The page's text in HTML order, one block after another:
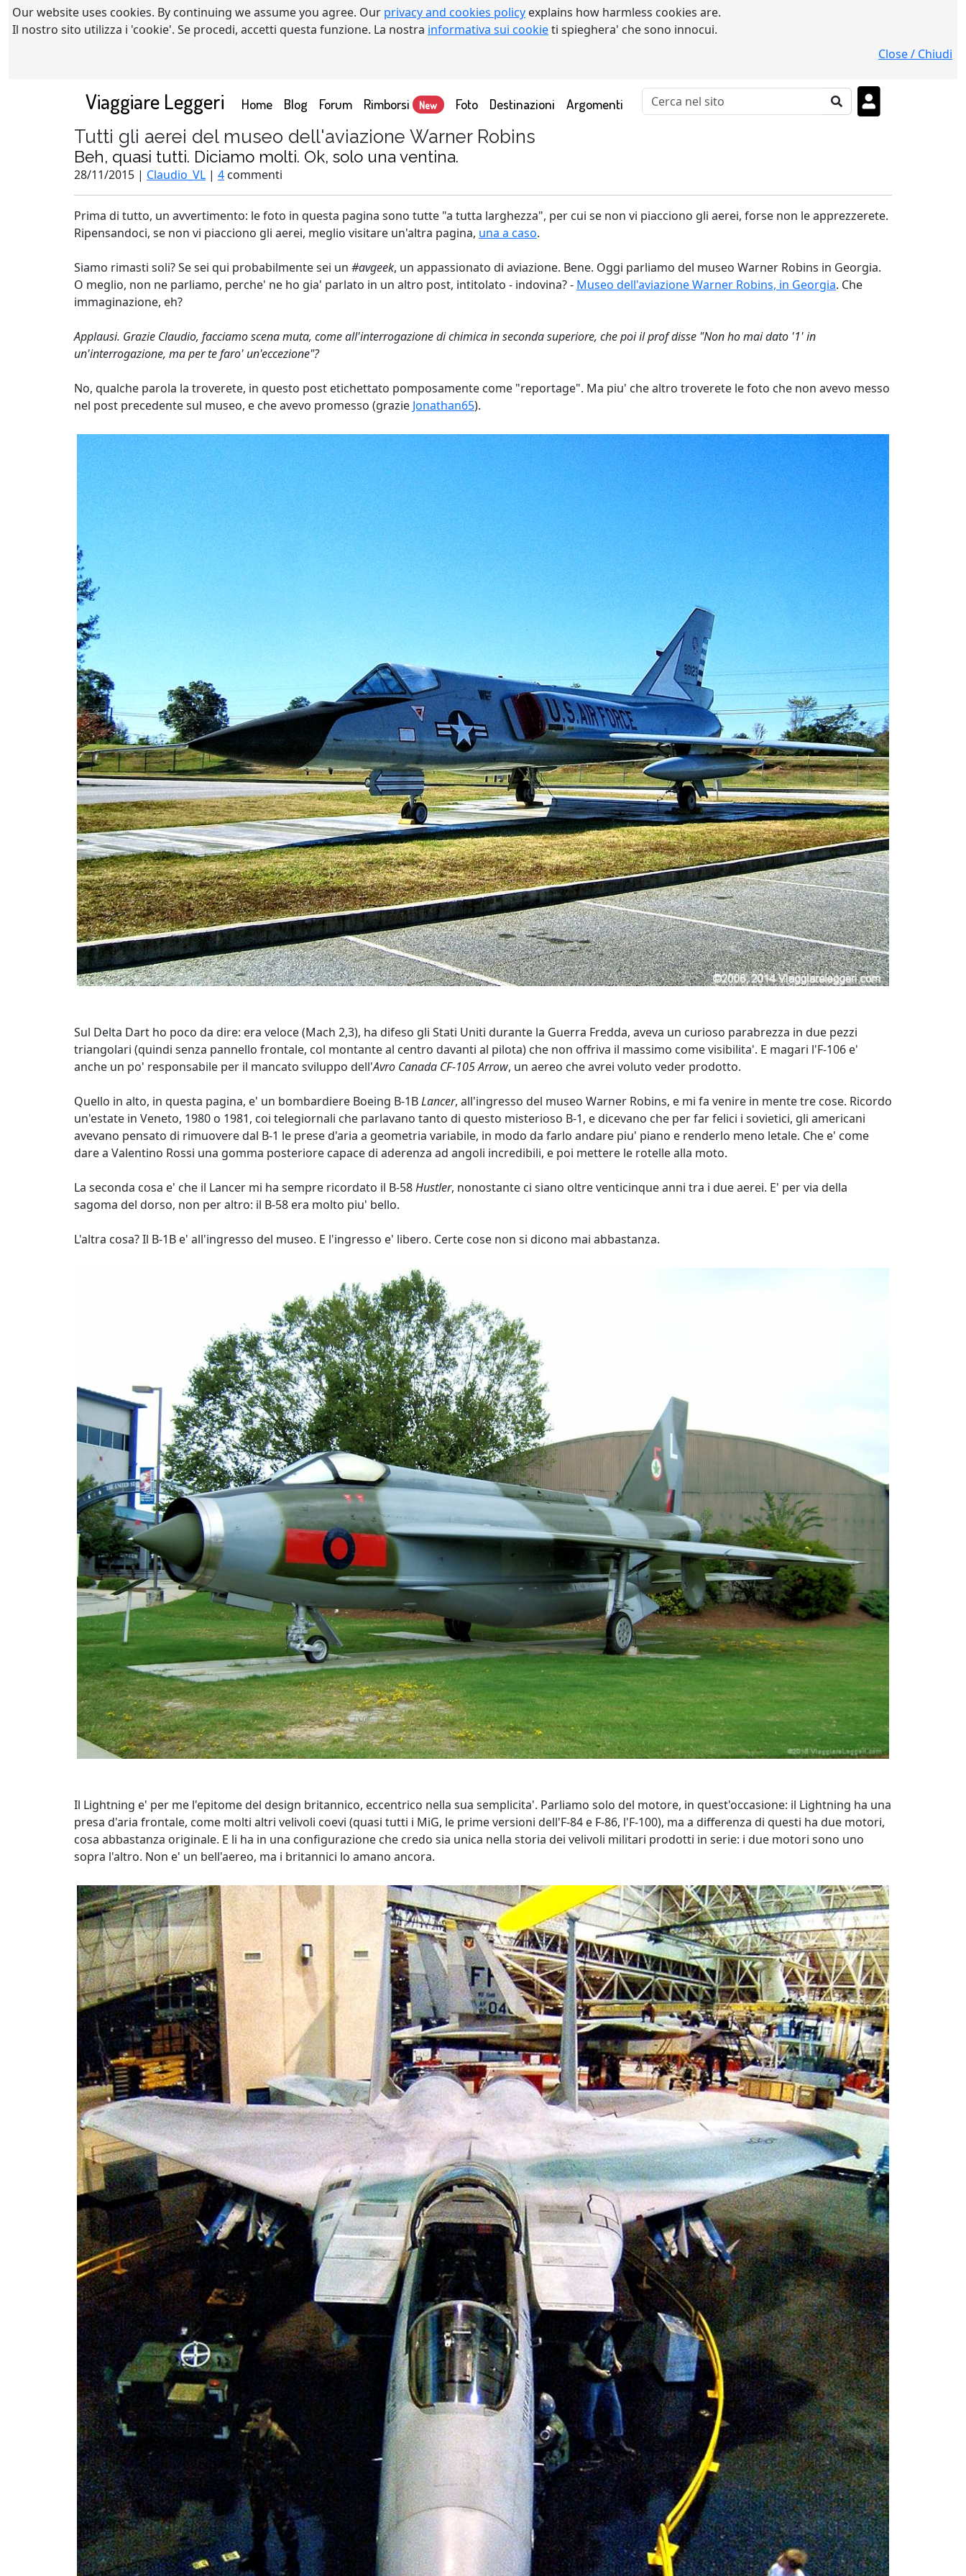
Our website uses cookies. By continuing we assume you agree. Our privacy and cookies policy explains how harmless cookies are.
Il nostro sito utilizza i 'cookie'. Se procedi, accetti questa funzione. La nostra informativa sui cookieti spieghera' che sono innocui.
Close / Chiudi
Viaggiare Leggeri Home(current)
Blog Forum Rimborsi New Foto Destinazioni Argomenti
Tutti gli aerei del museo dell'aviazione Warner Robins
Beh, quasi tutti. Diciamo molti. Ok, solo una ventina.
28/11/2015 | Claudio_VL | 4 commenti
Prima di tutto, un avvertimento: le foto in questa pagina sono tutte "a tutta larghezza", per cui se non vi piacciono gli aerei, forse non le apprezzerete.
Ripensandoci, se non vi piacciono gli aerei, meglio visitare un'altra pagina, una a caso.
Siamo rimasti soli? Se sei qui probabilmente sei un #avgeek, un appassionato di aviazione. Bene. Oggi parliamo del museo Warner Robins in Georgia.
O meglio, non ne parliamo, perche' ne ho gia' parlato in un altro post, intitolato - indovina? - Museo dell'aviazione Warner Robins, in Georgia. Che
immaginazione, eh?
Applausi. Grazie Claudio, facciamo scena muta, come all'interrogazione di chimica in seconda superiore, che poi il prof disse "Non ho mai dato '1' in
un'interrogazione, ma per te faro' un'eccezione"?
No, qualche parola la troverete, in questo post etichettato pomposamente come "reportage". Ma piu' che altro troverete le foto che non avevo messo
nel post precedente sul museo, e che avevo promesso (grazie Jonathan65).
Sul Delta Dart ho poco da dire: era veloce (Mach 2,3), ha difeso gli Stati Uniti durante la Guerra Fredda, aveva un curioso parabrezza in due pezzi
triangolari (quindi senza pannello frontale, col montante al centro davanti al pilota) che non offriva il massimo come visibilita'. E magari l'F-106 e'
anche un po' responsabile per il mancato sviluppo dell'Avro Canada CF-105 Arrow, un aereo che avrei voluto veder prodotto.
Quello in alto, in questa pagina, e' un bombardiere Boeing B-1BLancer, all'ingresso del museo Warner Robins, e mi fa venire in mente tre cose. Ricordo
un'estate in Veneto, 1980 o 1981, coi telegiornali che parlavano tanto di questo misterioso B-1, e dicevano che per far felici i sovietici, gli americani
avevano pensato di rimuovere dal B-1 le prese d'aria a geometria variabile, in modo da farlo andare piu' piano e renderlo meno letale. Che e' come
dare a Valentino Rossi una gomma posteriore capace di aderenza ad angoli incredibili, e poi mettere le rotelle alla moto.
La seconda cosa e' che il Lancer mi ha sempre ricordato il B-58Hustler, nonostante ci siano oltre venticinque anni tra i due aerei. E' per via della
sagoma del dorso, non per altro: il B-58 era molto piu' bello.
L'altra cosa? Il B-1B e' all'ingresso del museo. E l'ingresso e' libero. Certe cose non si dicono mai abbastanza.
Il Lightning e' per me l'epitome del design britannico, eccentrico nella sua semplicita'. Parliamo solo del motore, in quest'occasione: il Lightning ha una
presa d'aria frontale, come molti altri velivoli coevi (quasi tutti i MiG, le prime versioni dell'F-84 e F-86, l'F-100), ma a differenza di questi ha due motori,
cosa abbastanza originale. E li ha in una configurazione che credo sia unica nella storia dei velivoli militari prodotti in serie: i due motori sono uno
sopra l'altro. Non e' un bell'aereo, ma i britannici lo amano ancora.